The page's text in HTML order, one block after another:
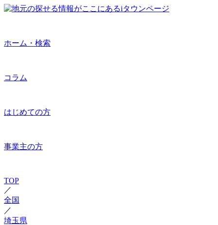
ホーム・検索
コラム
はじめての方
事業主の方
TOP
／
全国
／
埼玉県